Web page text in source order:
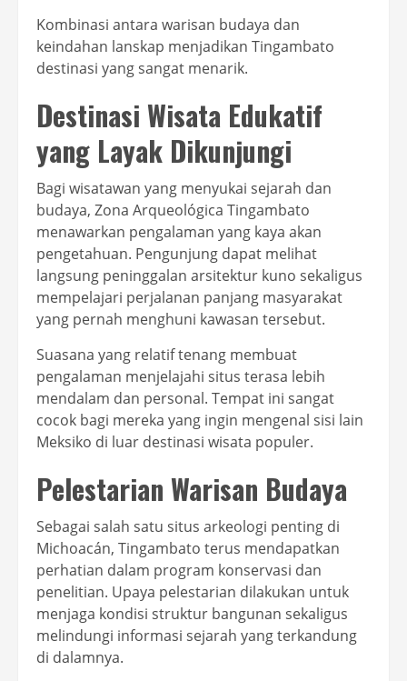
Kombinasi antara warisan budaya dan
keindahan lanskap menjadikan Tingambato
destinasi yang sangat menarik.
Destinasi Wisata Edukatif
yang Layak Dikunjungi
Bagi wisatawan yang menyukai sejarah dan
budaya, Zona Arqueológica Tingambato
menawarkan pengalaman yang kaya akan
pengetahuan. Pengunjung dapat melihat
langsung peninggalan arsitektur kuno sekaligus
mempelajari perjalanan panjang masyarakat
yang pernah menghuni kawasan tersebut.
Suasana yang relatif tenang membuat
pengalaman menjelajahi situs terasa lebih
mendalam dan personal. Tempat ini sangat
cocok bagi mereka yang ingin mengenal sisi lain
Meksiko di luar destinasi wisata populer.
Pelestarian Warisan Budaya
Sebagai salah satu situs arkeologi penting di
Michoacán, Tingambato terus mendapatkan
perhatian dalam program konservasi dan
penelitian. Upaya pelestarian dilakukan untuk
menjaga kondisi struktur bangunan sekaligus
melindungi informasi sejarah yang terkandung
di dalamnya.